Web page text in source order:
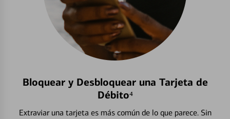
Bloquear y Desbloquear una Tarjeta de
Débito⁴
Extraviar una tarjeta es más común de lo que parece. Sin